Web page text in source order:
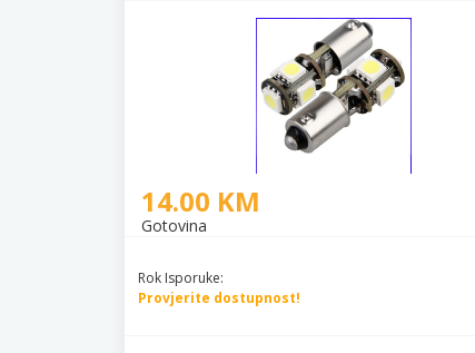
14.00 KM
Gotovina
Rok Isporuke:
Provjerite dostupnost!